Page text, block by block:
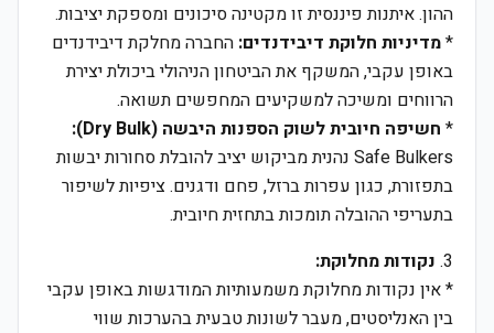
ההון. איתנות פיננסית זו מקטינה סיכונים ומספקת יציבות.
*מדיניות חלוקת דיבידנדים: החברה מחלקת דיבידנדים
באופן עקבי, המשקף את הביטחון הניהולי ביכולת יצירת
הרווחים ומשיכה למשקיעים המחפשים תשואה.
* חשיפה חיובית לשוק הספנות היבשה (Dry Bulk):
Safe Bulkers נהנית מביקוש יציב להובלת סחורות יבשות
בתפזורת, כגון עפרות ברזל, פחם ודגנים. ציפיות לשיפור
בתעריפי ההובלה תומכות בתחזית חיובית.
3. נקודות מחלוקת:
* אין נקודות מחלוקת משמעותיות המודגשות באופן עקבי
בין האנליסטים, מעבר לשונות טבעית בהערכות שווי